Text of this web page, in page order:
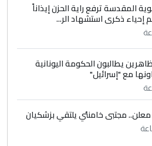
المقدسة ترفع راية الحزن إيذاناً
إحياء ذكرى استشهاد الر...
يطالبون الحكومة اليونانية
مع "إسرائيل"
مجتبى خامنئي يلتقي بزشكيان